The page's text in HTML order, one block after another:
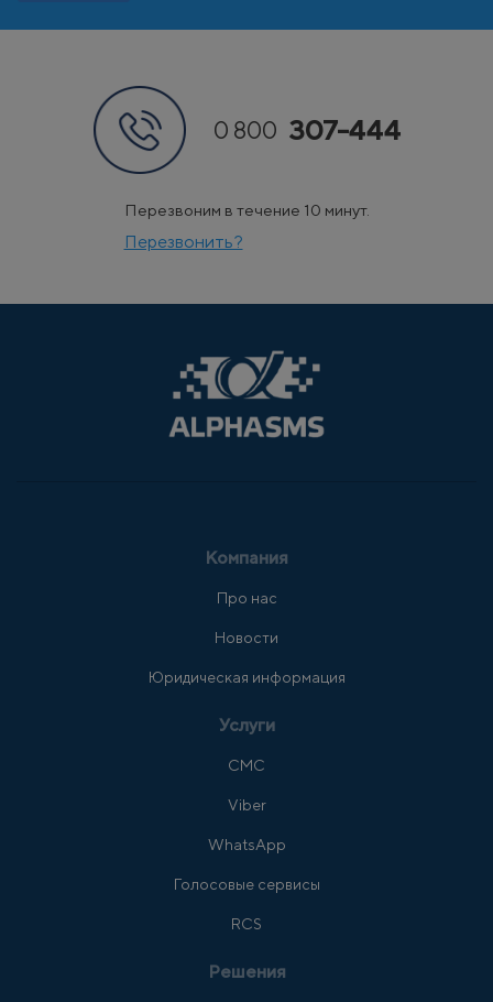
0 800 307-444
Перезвоним в течение 10 минут.
Перезвонить?
Компания
Про нас
Новости
Юридическая информация
Услуги
СМС
Viber
WhatsApp
Голосовые сервисы
RCS
Решения